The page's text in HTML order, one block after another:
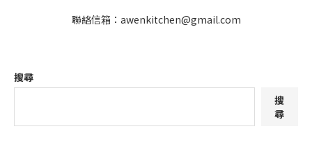
聯絡信箱：awenkitchen@gmail.com
搜尋
搜
尋